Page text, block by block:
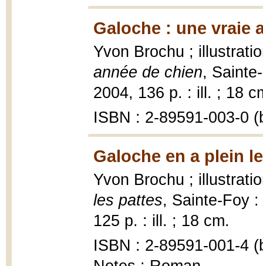
Galoche : une vraie
Yvon Brochu ;
année de chien,
2004, 136 p. : ill. ; 18
ISBN : 2-89591-003-0
Galoche en a plein
Yvon Brochu ;
les pattes, Sainte-Foy
125 p. : ill. ; 18 cm.
ISBN : 2-89591-001-4